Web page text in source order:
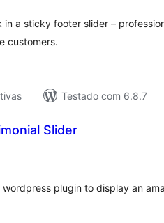
a sticky footer slider –
customers.
Testado com 6.8.7
Slider
plugin to display an